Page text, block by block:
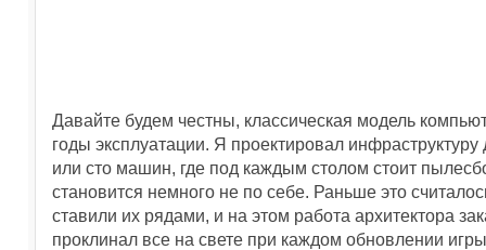
Давайте будем честны, классическая модель
годы эксплуатации. Я проектировал
или сто машин, где под каждым столом стоит
становится немного не по себе. Раньше это
ставили их рядами, и на этом работа архитектора
проклинал все на свете при каждом обновлении